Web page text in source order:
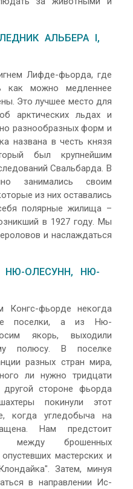
АЛЬБЕРА I,
Лифде-фьорда, где
как можно медленнее
Это лучшее место для
арктических льдах и
разнообразных форм и
названа в честь князя
был крупнейшим
Свальбарда. В
занимались своим
из них оставались
полярные жилища –
в 1927 году. Мы
и наслаждаться
НЮ-ОЛЕСУНН, НЮ-
Конгс-фьорде некогда
поселки, а из Ню-
якорь, выходили
полюсу. В поселке
разных стран мира,
ли нужно тридцати
стороне фьорда
покинули этот
когда угледобыча на
Нам предстоит
между брошенных
мастерских и
Затем, минуя
в направлении Ис-